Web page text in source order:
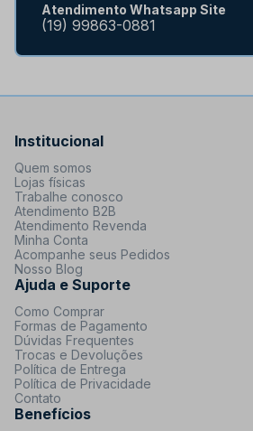
Atendimento Whatsapp Site
(19) 99863-0881
Institucional
Quem somos
Lojas físicas
Trabalhe conosco
Atendimento B2B
Atendimento Revenda
Minha Conta
Acompanhe seus Pedidos
Nosso Blog
Ajuda e Suporte
Como Comprar
Formas de Pagamento
Dúvidas Frequentes
Trocas e Devoluções
Política de Entrega
Política de Privacidade
Contato
Benefícios